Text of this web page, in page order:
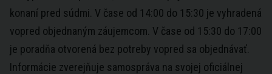
konaní pred súdmi. V čase od 14:00 do 15:30 je vyhradená
vopred objednaným záujemcom. V čase od 15:30 do 17:00
je poradňa otvorená bez potreby vopred sa objednávať.
Informácie zverejňuje samospráva na svojej oficiálnej